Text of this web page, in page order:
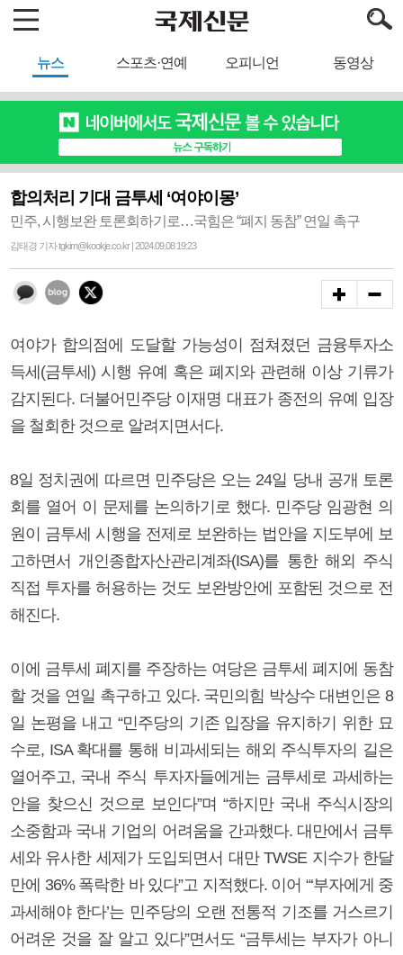
뉴스 스포츠·연예 오피니언 동영상
합의처리 기대 금투세 ‘여야이몽’
민주, 시행보완 토론회하기로…국힘은 “폐지 동참” 연일 촉구
김태경 기자 tgkim@kookje.co.kr | 2024.09.08 19:23
여야가 합의점에 도달할 가능성이 점쳐졌던 금융투자소
득세(금투세) 시행 유예 혹은 폐지와 관련해 이상 기류가
감지된다. 더불어민주당 이재명 대표가 종전의 유예 입장
을 철회한 것으로 알려지면서다.
8일 정치권에 따르면 민주당은 오는 24일 당내 공개 토론
회를 열어 이 문제를 논의하기로 했다. 민주당 임광현 의
원이 금투세 시행을 전제로 보완하는 법안을 지도부에 보
고하면서 개인종합자산관리계좌(ISA)를 통한 해외 주식
직접 투자를 허용하는 것도 보완방안에 포함된 것으로 전
해진다.
이에 금투세 폐지를 주장하는 여당은 금투세 폐지에 동참
할 것을 연일 촉구하고 있다. 국민의힘 박상수 대변인은 8
일 논평을 내고 “민주당의 기존 입장을 유지하기 위한 묘
수로, ISA 확대를 통해 비과세되는 해외 주식투자의 길은
열어주고, 국내 주식 투자자들에게는 금투세로 과세하는
안을 찾으신 것으로 보인다”며 “하지만 국내 주식시장의
소중함과 국내 기업의 어려움을 간과했다. 대만에서 금투
세와 유사한 세제가 도입되면서 대만 TWSE 지수가 한달
만에 36% 폭락한 바 있다”고 지적했다. 이어 “‘부자에게 중
과세해야 한다’는 민주당의 오랜 전통적 기조를 거스르기
어려운 것을 잘 알고 있다”면서도 “금투세는 부자가 아니